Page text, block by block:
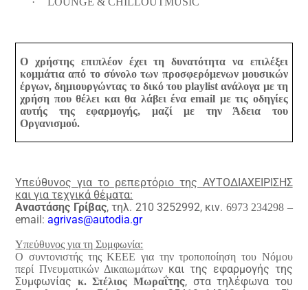
Ο χρήστης επιπλέον έχει τη δυνατότητα να επιλέξει
κομμάτια από το σύνολο των προσφερόμενων μουσικών
έργων, δημιουργώντας το δικό τουplaylist ανάλογα με τη
χρήση που θέλει και θα λάβει έναemail με τις οδηγίες
αυτής της εφαρμογής, μαζί με την Άδεια του
Οργανισμού.
Υπεύθυνος για το ρεπερτόριο της ΑΥΤΟΔΙΑΧΕΙΡΙΣΗΣ
και για τεχνικά θέματα:
Αναστάσης Γρίβας, τηλ. 210 3252992, κιν. 6973 234298 –
email :agrivas@autodia.gr
Υπεύθυνος για τη Συμφωνία:
Ο συντονιστής της ΚΕΕΕ για την τροποποίηση του Νόμου
περί Πνευματικών Δικαιωμάτων και της εφαρμογής της
Συμφωνίας κ. Στέλιος Μωραΐτης, στα τηλέφωνα του